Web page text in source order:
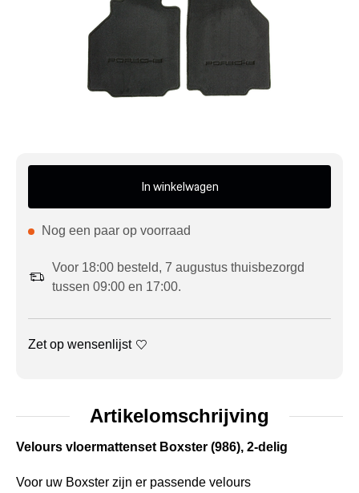
In winkelwagen
Nog een paar op voorraad
Voor 18:00 besteld, 7 augustus thuisbezorgd
tussen 09:00 en 17:00.
Zet op wensenlijst
Artikelomschrijving
Velours vloermattenset Boxster (986), 2-delig
Voor uw Boxster zijn er passende velours